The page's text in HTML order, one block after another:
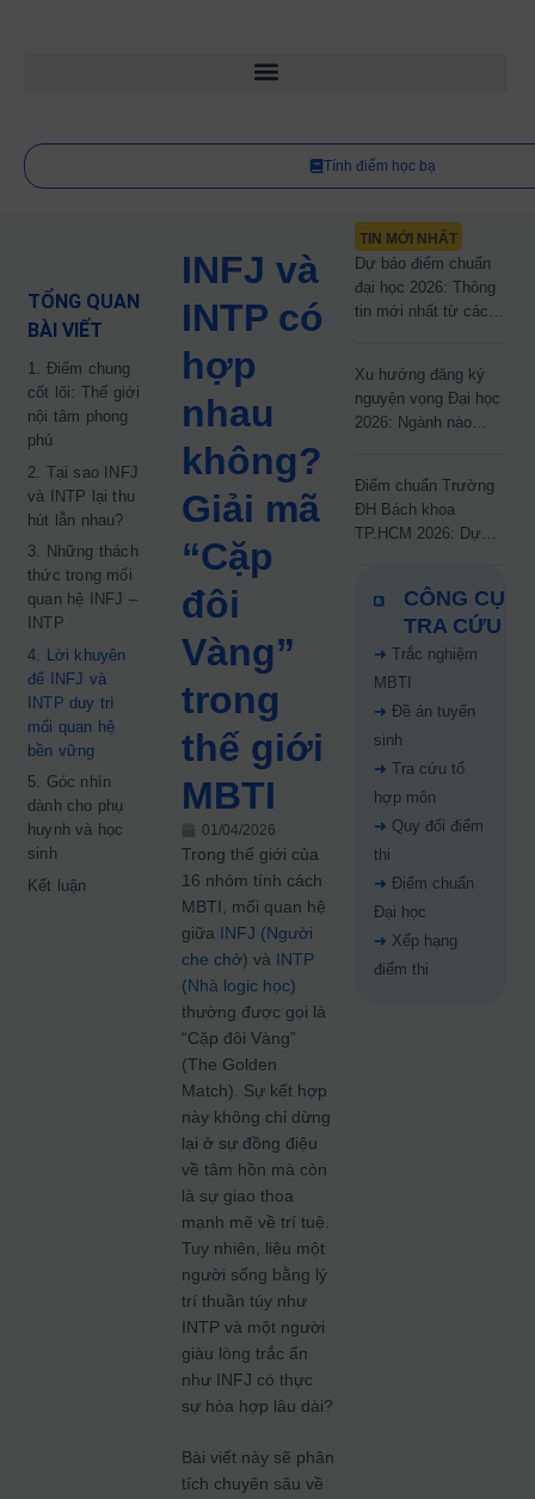
Tính điểm học bạ
TỔNG QUAN
BÀI VIẾT
1. Điểm chung
cốt lõi: Thế giới
nội tâm phong
phú
2. Tại sao INFJ
và INTP lại thu
hút lẫn nhau?
3. Những thách
thức trong mối
quan hệ INFJ –
INTP
4. Lời khuyên
để INFJ và
INTP duy trì
mối quan hệ
bền vững
5. Góc nhìn
dành cho phụ
huynh và học
sinh
Kết luận
INFJ và
INTP có
hợp
nhau
không?
Giải mã
“Cặp
đôi
Vàng”
trong
thế giới
MBTI
01/04/2026
Trong thế giới của
16 nhóm tính cách
MBTI, mối quan hệ
giữa INFJ (Người
che chở) và INTP
(Nhà logic học)
thường được gọi là
“Cặp đôi Vàng”
(The Golden
Match). Sự kết hợp
này không chỉ dừng
lại ở sự đồng điệu
về tâm hồn mà còn
là sự giao thoa
mạnh mẽ về trí tuệ.
Tuy nhiên, liệu một
người sống bằng lý
trí thuần túy như
INTP và một người
giàu lòng trắc ẩn
như INFJ có thực
sự hòa hợp lâu dài?
Bài viết này sẽ phân
tích chuyên sâu về
TIN MỚI NHẤT
Dự báo điểm chuẩn
đại học 2026: Thông
tin mới nhất từ các
Xu hướng đăng ký
nguyện vọng Đại học
2026: Ngành nào
Điểm chuẩn Trường
ĐH Bách khoa
TP.HCM 2026: Dự
67%
CÔNG CỤ
TRA CỨU
➜ Trắc nghiệm
MBTI
➜ Đề án tuyển
sinh
➜ Tra cứu tổ
hợp môn
➜ Quy đổi điểm
thi
➜ Điểm chuẩn
Đại học
➜ Xếp hạng
điểm thi